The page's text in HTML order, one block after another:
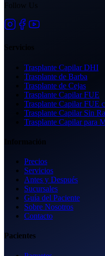
Follow Us
Servicios
Trasplante Capilar DHI
Trasplante de Barba
Trasplante de Cejas
Trasplante Capilar FUE
Trasplante Capilar FUE
Trasplante Capilar Sin
Trasplante Capilar para
Información
Precios
Servicios
Antes y Después
Sucursales
Guía del Paciente
Sobre Nosotros
Contacto
Pacientes